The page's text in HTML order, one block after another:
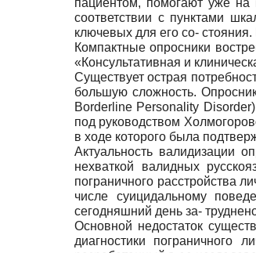
соответствии с пунктами
ключевых для его со-
Компактные опросники
«Консультативная и
Существует острая
большую сложность.
Borderline Personality
под руководством
в ходе которого была
Актуальность валидизации
нехваткой валидных
пограничного расстройства
числе суицидальному
сегодняшний день за-
Основной недостаток
диагностики пограничного